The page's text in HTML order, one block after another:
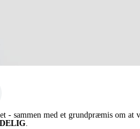
- sammen med et grundpræmis om at
.